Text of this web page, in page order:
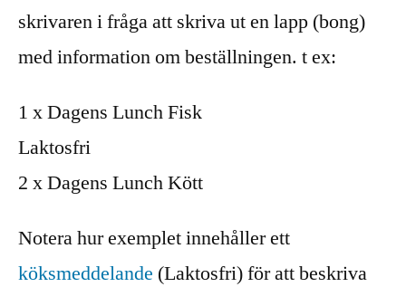
skrivaren i fråga att skriva ut en lapp (bong)
med information om beställningen. t ex:
1 x Dagens Lunch Fisk
Laktosfri
2 x Dagens Lunch Kött
Notera hur exemplet innehåller ett
köksmeddelande (Laktosfri) för att beskriva